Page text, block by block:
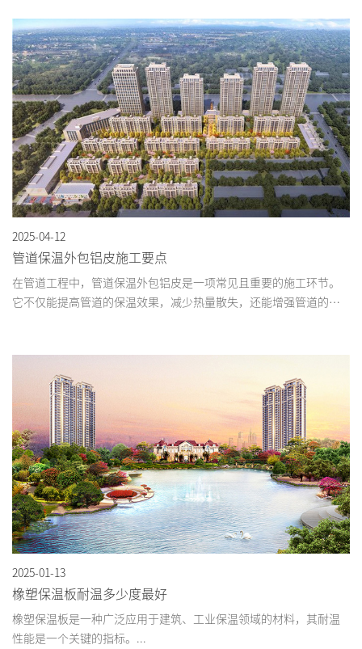
2025-04-12
管道保温外包铝皮施工要点​
在管道工程中，管道保温外包铝皮是一项常见且重要的施工环节。
它不仅能提高管道的保温效果，减少热量散失，还能增强管道的防
2025-01-13
橡塑保温板耐温多少度最好
橡塑保温板是一种广泛应用于建筑、工业保温领域的材料，其耐温
性能是一个关键的指标。...